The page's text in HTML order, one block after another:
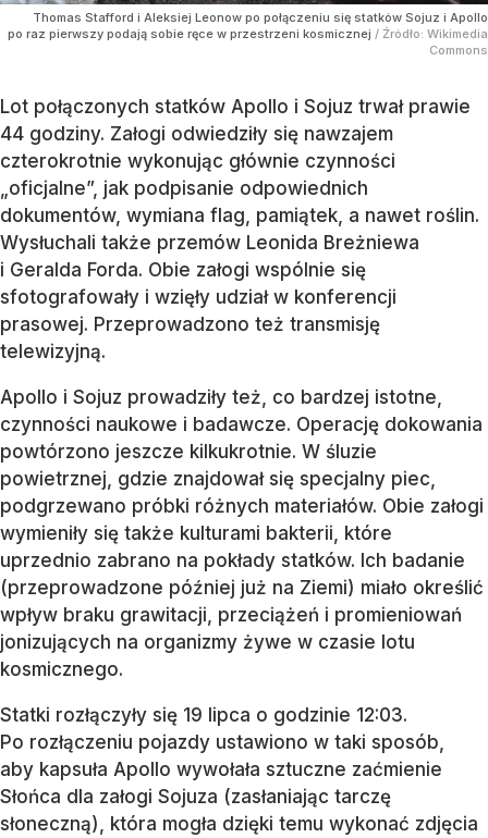
Thomas Stafford i Aleksiej Leonow po połączeniu się statków Sojuz i Apollo
po raz pierwszy podają sobie ręce w przestrzeni kosmicznej / Źródło: Wikimedia
Commons
Lot połączonych statków Apollo i Sojuz trwał prawie
44 godziny. Załogi odwiedziły się nawzajem
czterokrotnie wykonując głównie czynności
„oficjalne”, jak podpisanie odpowiednich
dokumentów, wymiana flag, pamiątek, a nawet roślin.
Wysłuchali także przemów Leonida Breżniewa
i Geralda Forda. Obie załogi wspólnie się
sfotografowały i wzięły udział w konferencji
prasowej. Przeprowadzono też transmisję
telewizyjną.
Apollo i Sojuz prowadziły też, co bardzej istotne,
czynności naukowe i badawcze. Operację dokowania
powtórzono jeszcze kilkukrotnie. W śluzie
powietrznej, gdzie znajdował się specjalny piec,
podgrzewano próbki różnych materiałów. Obie załogi
wymieniły się także kulturami bakterii, które
uprzednio zabrano na pokłady statków. Ich badanie
(przeprowadzone później już na Ziemi) miało określić
wpływ braku grawitacji, przeciążeń i promieniowań
jonizujących na organizmy żywe w czasie lotu
kosmicznego.
Statki rozłączyły się 19 lipca o godzinie 12:03.
Po rozłączeniu pojazdy ustawiono w taki sposób,
aby kapsuła Apollo wywołała sztuczne zaćmienie
Słońca dla załogi Sojuza (zasłaniając tarczę
słoneczną), która mogła dzięki temu wykonać zdjęcia